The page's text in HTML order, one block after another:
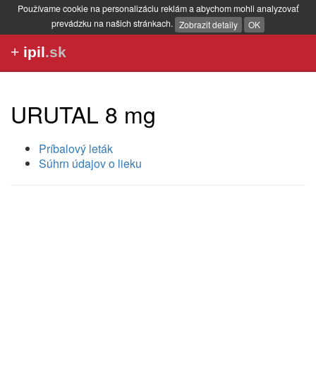
Používame cookie na personalizáciu reklám a abychom mohli analyzovať
prevádzku na našich stránkach. Zobrazit detaily OK
+ ipil.sk
URUTAL 8 mg
Príbalový leták
Súhrn údajov o lieku